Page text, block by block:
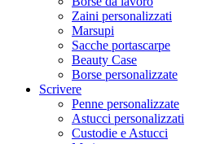
Zaini personalizzati
Marsupi
Sacche portascarpe
Beauty Case
Borse personalizzate
Scrivere
Penne personalizzate
Astucci personalizzati
Custodie e Astucci